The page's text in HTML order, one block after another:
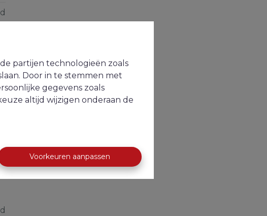
partijen technologieën zoals
Door in te stemmen met
gegevens zoals
altijd wijzigen onderaan de
Voorkeuren aanpassen